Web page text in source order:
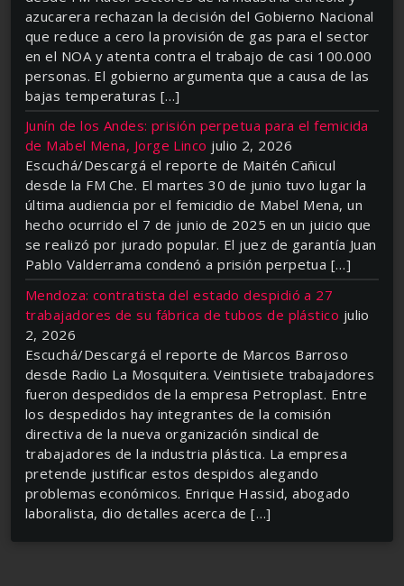
azucarera rechazan la decisión del Gobierno Nacional
que reduce a cero la provisión de gas para el sector
en el NOA y atenta contra el trabajo de casi 100.000
personas. El gobierno argumenta que a causa de las
bajas temperaturas […]
Junín de los Andes: prisión perpetua para el femicida
de Mabel Mena, Jorge Linco julio 2, 2026
Escuchá/Descargá el reporte de Maitén Cañicul
desde la FM Che. El martes 30 de junio tuvo lugar la
última audiencia por el femicidio de Mabel Mena, un
hecho ocurrido el 7 de junio de 2025 en un juicio que
se realizó por jurado popular. El juez de garantía Juan
Pablo Valderrama condenó a prisión perpetua […]
Mendoza: contratista del estado despidió a 27
trabajadores de su fábrica de tubos de plástico julio
2, 2026
Escuchá/Descargá el reporte de Marcos Barroso
desde Radio La Mosquitera. Veintisiete trabajadores
fueron despedidos de la empresa Petroplast. Entre
los despedidos hay integrantes de la comisión
directiva de la nueva organización sindical de
trabajadores de la industria plástica. La empresa
pretende justificar estos despidos alegando
problemas económicos. Enrique Hassid, abogado
laboralista, dio detalles acerca de […]